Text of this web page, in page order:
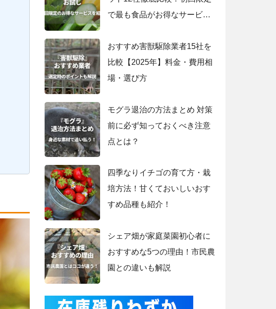
で最も食品がお得なサービス
おすすめ害獣駆除業者15社を
比較【2025年】料金・費用相
場・選び方
モグラ退治の方法まとめ 対策
前に必ず知っておくべき注意
点とは？
四季なりイチゴの育て方・栽
培方法！甘くておいしいおす
すめ品種も紹介！
シェア畑が家庭菜園初心者に
おすすめな5つの理由！市民農
園との違いも解説